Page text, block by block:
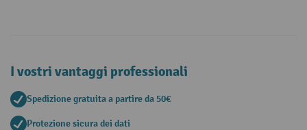
I vostri vantaggi professionali
Spedizione gratuita a partire da 50€
Protezione sicura dei dati